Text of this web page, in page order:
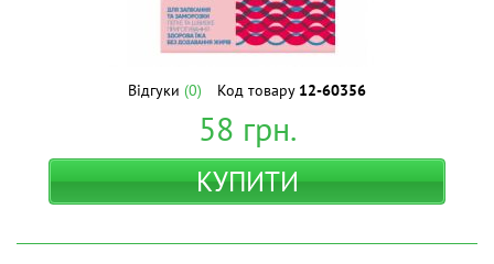
Відгуки (0) Код товару 12-60356
58 грн.
КУПИТИ